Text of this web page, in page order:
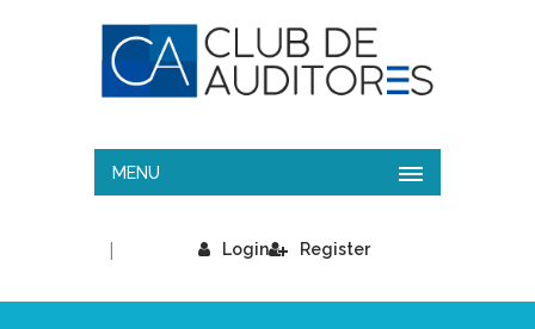
MENU
Login
| Register